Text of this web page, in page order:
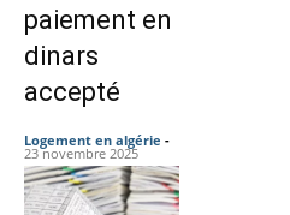
paiement en
dinars
accepté
Logement en algérie -
23 novembre 2025